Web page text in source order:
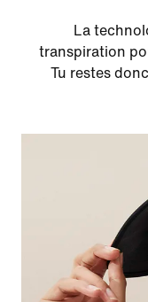
La
transpiration
Tu restes